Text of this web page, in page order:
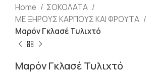
Home
ΣΟΚΟΛΑΤΑ
ΜΕ ΞΗΡΟΥΣ ΚΑΡΠΟΥΣ ΚΑΙ ΦΡΟΥΤΑ
Μαρόν Γκλασέ Τυλιχτό
Μαρόν Γκλασέ Τυλιχτό